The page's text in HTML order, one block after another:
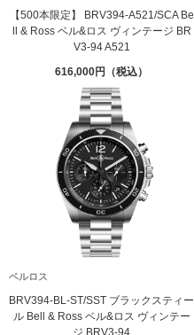
【500本限定】 BRV394-A521/SCA Be
ll & Ross ベル&ロス ヴィンテージ BR
V3-94 A521
616,000
ベルロス
BRV394-BL-ST/SST ブラックスティー
ル Bell & Ross ベル&ロス ヴィンテー